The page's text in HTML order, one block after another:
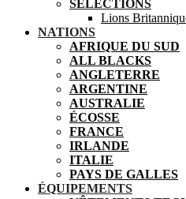
SÉLECTIONS
Lions
NATIONS
AFRIQUE DU SUD
ALL BLACKS
ANGLETERRE
ARGENTINE
AUSTRALIE
ÉCOSSE
FRANCE
IRLANDE
ITALIE
PAYS DE GALLES
ÉQUIPEMENTS